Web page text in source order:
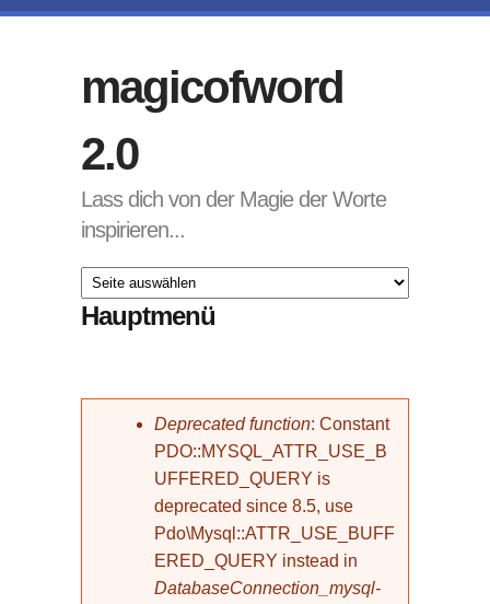
magicofword
2.0
Lass dich von der Magie der Worte
inspirieren...
Hauptmenü
Fehlermeldung
Deprecated function: Constant
PDO::MYSQL_ATTR_USE_B
UFFERED_QUERY is
deprecated since 8.5, use
Pdo\Mysql::ATTR_USE_BUFF
ERED_QUERY instead in
DatabaseConnection_mysql-